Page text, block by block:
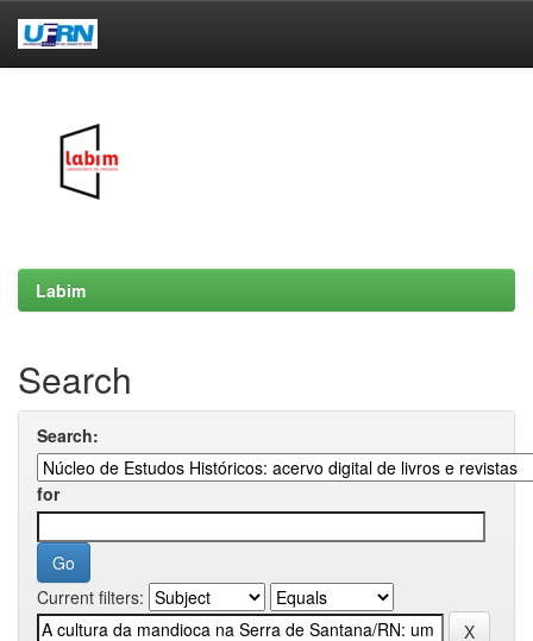
Labim
Search
Search:
for
Current filters: